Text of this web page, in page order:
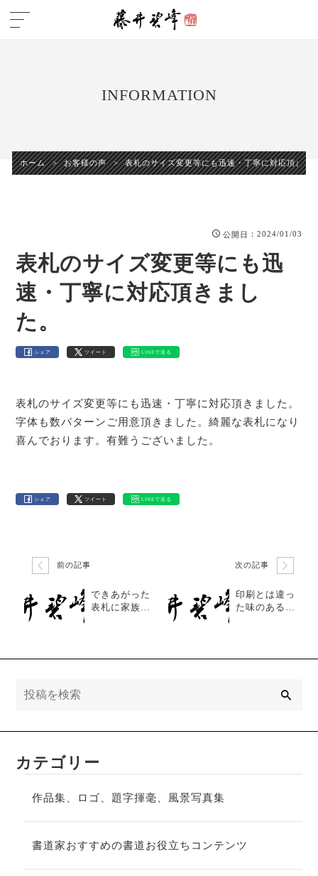
INFORMATION
ホーム > お客様の声 > 表札のサイズ変更等にも迅速・丁寧に対応頂きま
公開日 ：2024/01/03
表札のサイズ変更等にも迅
速・丁寧に対応頂きまし
た。
シェア ツイート LINEで送る
表札のサイズ変更等にも迅速・丁寧に対応頂きました。
字体も数パターンご用意頂きました。綺麗な表札になり
喜んでおります。有難うございました。
シェア ツイート LINEで送る
前の記事
できあがった
表札に家族一
次の記事
印刷とは違っ
た味のあるも
カテゴリー
作品集、ロゴ、題字揮毫、風景写真集
書道家おすすめの書道お役立ちコンテンツ